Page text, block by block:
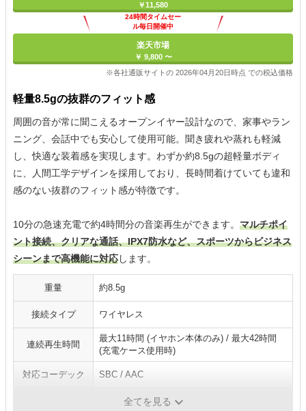
￥11,580
24時間タイムセー
ル毎日開催中
楽天市場
￥ 9,800 〜
※各社通販サイトの 2026年04月20日時点 での税込価格
軽量8.5gの抜群のフィット感
周囲の音が常に聞こえるオープンイヤー設計なので、家事やラン
ニング、会話中でも安心して使用可能。聞き疲れや蒸れも軽減
し、快適な装着感を実現します。わずか約8.5gの超軽量ボディ
に、人間工学デザインを採用しており、長時間着けていても違和
感のない抜群のフィット感が特徴です。
10分の急速充電で約4時間分の音楽再生ができます。 マルチポイ
ント接続、クリアな通話、IPX7防水など、スポーツからビジネス
シーンまで高機能に対応します。
重量 約8.5g
接続タイプ ワイヤレス
連続再生時間
最大11時間 (イヤホン本体のみ) / 最大42時間
(充電ケース使用時)
対応コーデック SBC / AAC
全てを見る